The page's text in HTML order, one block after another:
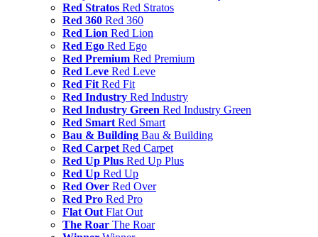
Red Stratos Red Stratos
Red 360 Red 360
Red Lion Red Lion
Red Ego Red Ego
Red Premium Red Premium
Red Leve Red Leve
Red Fit Red Fit
Red Industry Red Industry
Red Industry Green Red Industry Green
Red Smart Red Smart
Bau & Building Bau & Building
Red Carpet Red Carpet
Red Up Plus Red Up Plus
Red Up Red Up
Red Over Red Over
Red Pro Red Pro
Flat Out Flat Out
The Roar The Roar